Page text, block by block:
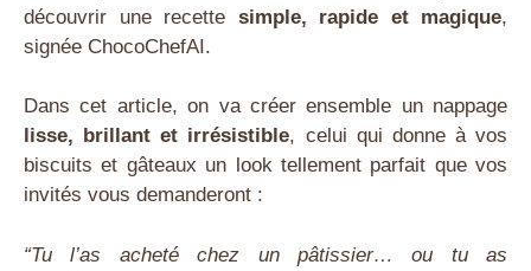
découvrir une recette simple, rapide et magique,
signée ChocoChefAI.
Dans cet article, on va créer ensemble un nappage
lisse, brillant et irrésistible, celui qui donne à vos
biscuits et gâteaux un look tellement parfait que vos
invités vous demanderont :
“Tu l’as acheté chez un pâtissier… ou tu as